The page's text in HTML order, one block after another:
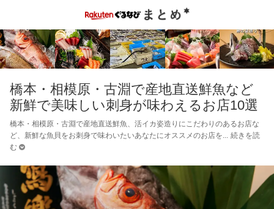
橋本・相模原・古淵で産地直送鮮魚など
新鮮で美味しい刺身が味わえるお店10選
橋本・相模原・古淵で産地直送鮮魚、活イカ姿造りにこだわりのあるお店な
ど、新鮮な魚貝をお刺身で味わいたいあなたにオススメのお店を
続きを読
む